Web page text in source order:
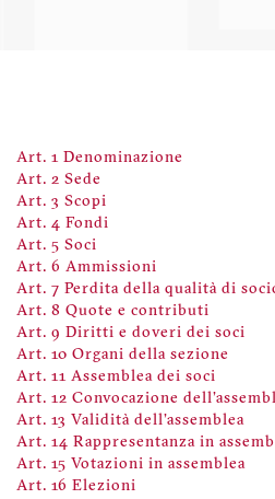
Art. 1 Denominazione
Art. 2 Sede
Art. 3 Scopi
Art. 4 Fondi
Art. 5 Soci
Art. 6 Ammissioni
Art. 7 Perdita della qualità di
Art. 8 Quote e contributi
Art. 9 Diritti e doveri dei soci
Art. 10 Organi della sezione
Art. 11 Assemblea dei soci
Art. 12 Convocazione
Art. 13 Validità dell'assemblea
Art. 14 Rappresentanza in
Art. 15 Votazioni in assemblea
Art. 16 Elezioni